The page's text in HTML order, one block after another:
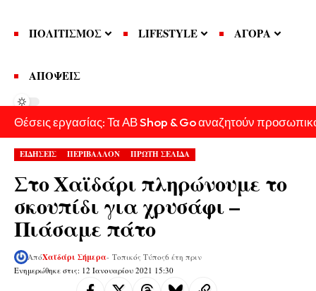
ΠΟΛΙΤΙΣΜΟΣ LIFESTYLE ΑΓΟΡΑ
ΑΠΟΨΕΙΣ
Θέσεις εργασίας: Τα ΑΒ Shop & Go αναζητούν
ΕΙΔΗΣΕΙΣ ΠΕΡΙΒΑΛΛΟΝ ΠΡΩΤΗ ΣΕΛΙΔΑ
Στο Χαϊδάρι πληρώνουμε το
σκουπίδι για χρυσάφι –
Πιάσαμε πάτο
Ενημερώθηκε στις: 12 Ιανουαρίου 2021 15:30
ΑπόΧαϊδάρι Σήμερα- Τοπικός Τύπος6 έτη πριν